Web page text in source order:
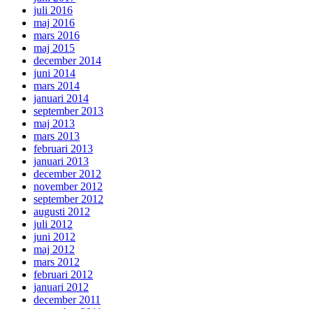
juli 2016
maj 2016
mars 2016
maj 2015
december 2014
juni 2014
mars 2014
januari 2014
september 2013
maj 2013
mars 2013
februari 2013
januari 2013
december 2012
november 2012
september 2012
augusti 2012
juli 2012
juni 2012
maj 2012
mars 2012
februari 2012
januari 2012
december 2011